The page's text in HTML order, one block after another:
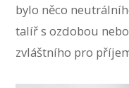
bylo něco
talíř s ozdobou
zvláštního pro